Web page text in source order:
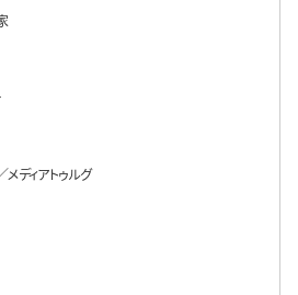
ディアトゥルグ